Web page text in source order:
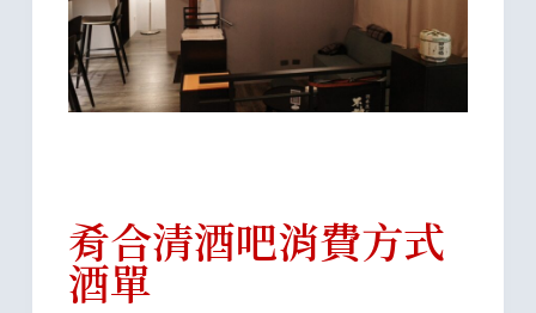
肴合清酒吧消費方式
酒單